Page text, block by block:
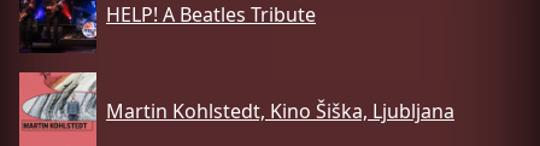
HELP! A Beatles Tribute
Martin Kohlstedt, Kino Šiška, Ljubljana